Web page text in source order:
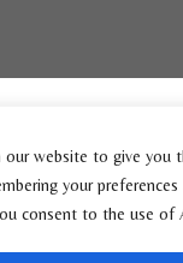
our website to give you
your
consent to the use of
SUBSCRIBE